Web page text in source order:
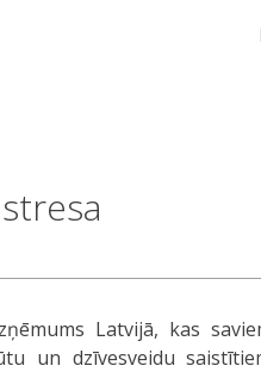
Latvijā, kas
un dzīvesveidu